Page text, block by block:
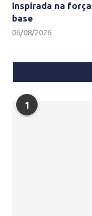
inspirada na
base
06/08/2026
1